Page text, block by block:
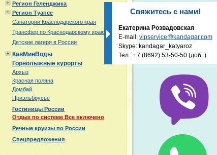
Свяжитесь с нами!
Екатерина Розвадовская
E-mail: vipservice@kandagar.com
Skype: kandagar_katyaroz
Тел.: +7 (8692) 53-50-50 (доб. )
Регион Геленджика
Регион Туапсе
Санатории Краснодарского края
Трансфер по Краснодарскому краю
Детские лагеря в России
КавМинВоды
Горнолыжные курорты
Архыз
Красная поляна
Домбай
Приэльбрусье
Гостиницы России
Отдых по системе Все включено
Речные круизы по России
Спецпредложения